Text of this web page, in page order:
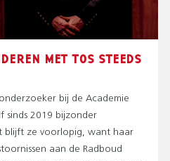
MET TOS STEEDS
bij de Academie
sinds 2019 bijzonder
blijft ze voorlopig, want haar
aan de Radboud